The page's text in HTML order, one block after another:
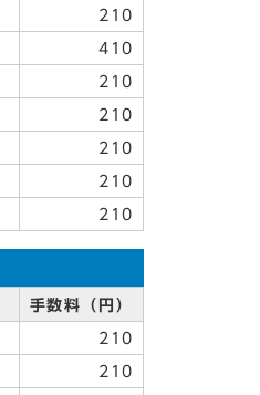
210
410
210
210
210
210
210
手数料（円）
210
210